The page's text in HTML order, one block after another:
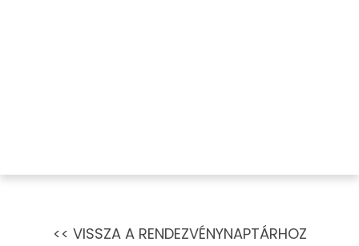
<< VISSZA A RENDEZVÉNYNAPTÁRHOZ